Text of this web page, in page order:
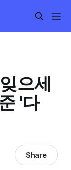
으세
'다
Share